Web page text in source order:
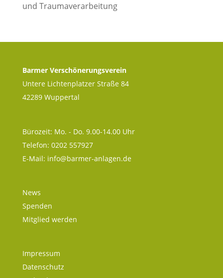
und Traumaverarbeitung
Barmer Verschönerungsverein
Untere Lichtenplatzer Straße 84
42289 Wuppertal
Bürozeit: Mo. - Do. 9.00-14.00 Uhr
Telefon: 0202 557927
E-Mail: info@barmer-anlagen.de
News
Spenden
Mitglied werden
Impressum
Datenschutz